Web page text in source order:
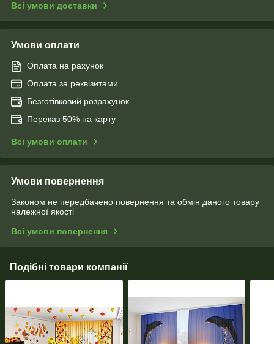
Всі умови доставки
Умови оплати
Оплата на рахунок
Оплата за реквізитами
Безготівковий розрахунок
Переказ 50% на карту
Всі умови оплати
Умови повернення
Законом не передбачено повернення та обмін даного товару
належної якості
Всі умови повернення
Подібні товари компанії